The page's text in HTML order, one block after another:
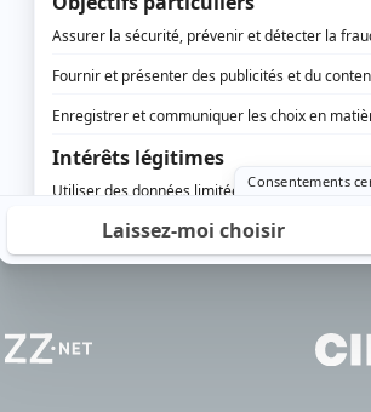
2001, Richard Therrien carbure à son petit écran.
TV Hebdo de 1996 à 2001. Sa spécialité: la télé